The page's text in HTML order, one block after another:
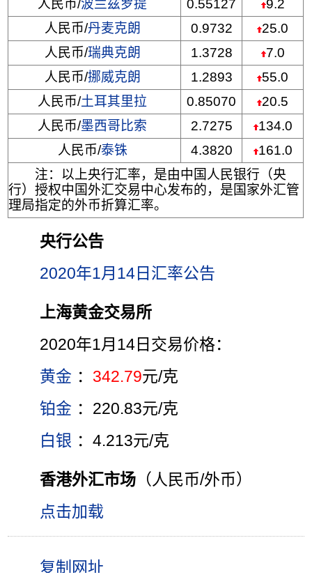
人民币/波兰兹罗提 0.55127
9.2
人民币/丹麦克朗 0.9732
25.0
人民币/瑞典克朗 1.3728
7.0
人民币/挪威克朗 1.2893
55.0
人民币/土耳其里拉 0.85070
20.5
人民币/墨西哥比索 2.7275
134.0
人民币/泰铢 4.3820
161.0
注：以上央行汇率，是由中国人民银行（央
行）授权中国外汇交易中心发布的，是国家外汇管
理局指定的外币折算汇率。
央行公告
2020年1月14日汇率公告
上海黄金交易所
2020年1月14日交易价格：
黄金 ： 342.79元/克
铂金 ：220.83元/克
白银 ：4.213元/克
香港外汇市场 （人民币/外币）
点击加载